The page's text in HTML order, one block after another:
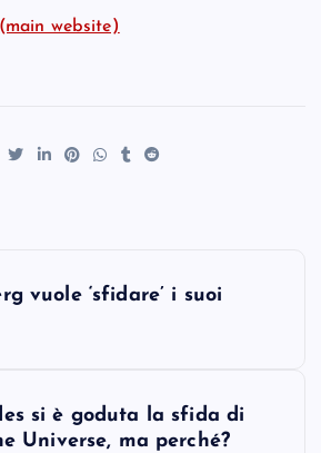
website)
vuole ‘sfidare’ i suoi
si è goduta la sfida di
Universe, ma perché?